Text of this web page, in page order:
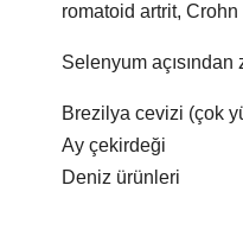
romatoid artrit, Crohn
Selenyum
Brezilya cevizi (çok
Ay çekirdeği
Deniz ürünleri